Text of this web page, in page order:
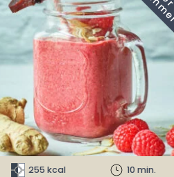
255 kcal 10 min.